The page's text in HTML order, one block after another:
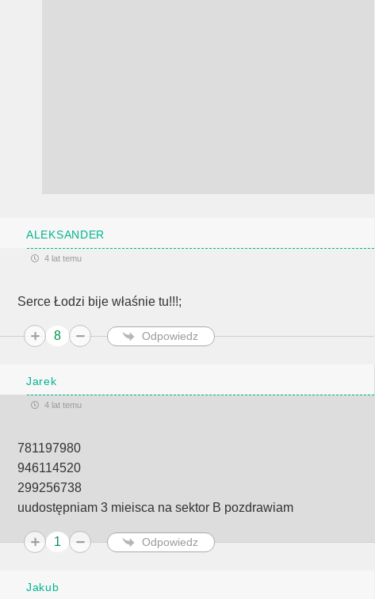
ALEKSANDER
4 lat temu
Serce Łodzi bije właśnie tu!!!;
8 Odpowiedz
Jarek
4 lat temu
781197980
946114520
299256738
uudostępniam 3 mieisca na sektor B pozdrawiam
1 Odpowiedz
Jakub